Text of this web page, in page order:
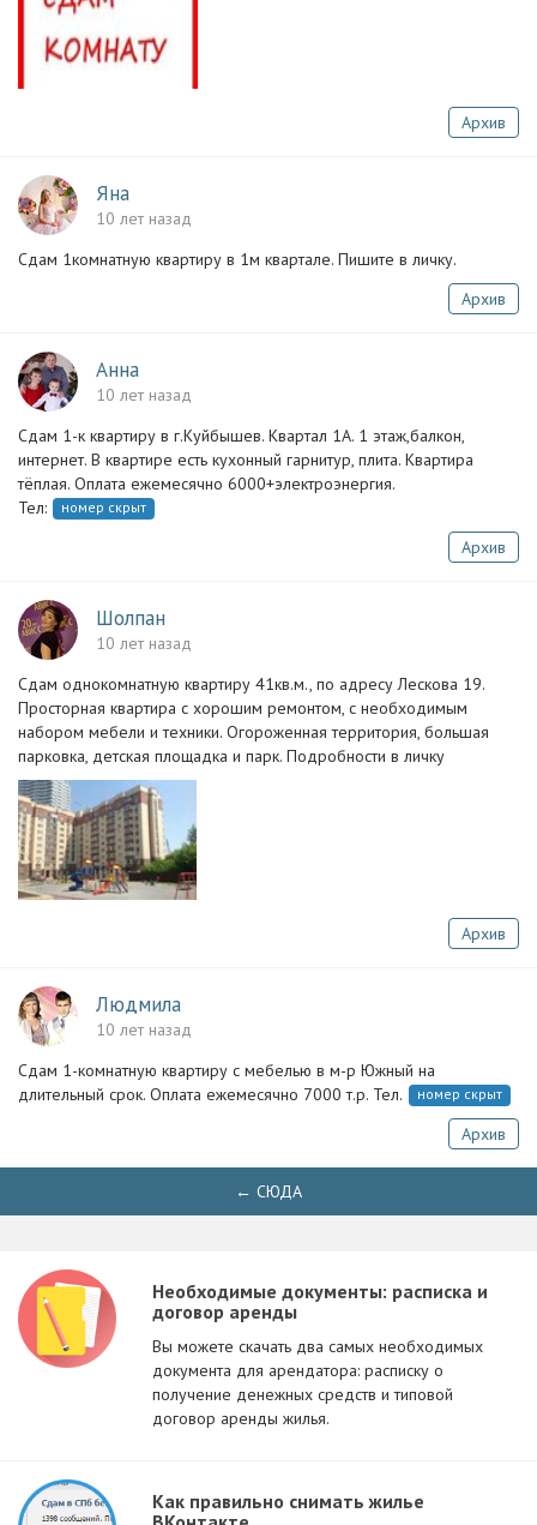
Архив
Яна
10 лет назад
Сдам 1комнатную квартиру в 1м квартале. Пишите в личку.
Архив
Анна
10 лет назад
Сдам 1-к квартиру в г.Куйбышев. Квартал 1А. 1 этаж,балкон,
интернет. В квартире есть кухонный гарнитур, плита. Квартира
тёплая. Оплата ежемесячно 6000+электроэнергия.
Тел:
номер скрыт
Архив
Шолпан
10 лет назад
Сдам однокомнатную квартиру 41кв.м., по адресу Лескова 19.
Просторная квартира с хорошим ремонтом, с необходимым
набором мебели и техники. Огороженная территория, большая
парковка, детская площадка и парк. Подробности в личку
Архив
Людмила
10 лет назад
Сдам 1-комнатную квартиру с мебелью в м-р Южный на
длительный срок. Оплата ежемесячно 7000 т.р. Тел.
номер скрыт
Архив
← СЮДА
Необходимые документы: расписка и
договор аренды
Вы можете скачать два самых необходимых
документа для арендатора: расписку о
получение денежных средств и типовой
договор аренды жилья.
Как правильно снимать жилье